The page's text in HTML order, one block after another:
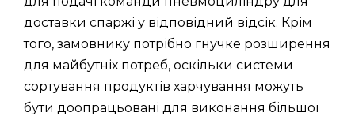
доставки спаржі у відповідний відсік. Крім
того, замовнику потрібно гнучке розширення
для майбутніх потреб, оскільки системи
сортування продуктів харчування можуть
бути доопрацьовані для виконання більшої